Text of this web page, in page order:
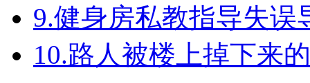
9.健身房私教指导失
10.路人被楼上掉下来